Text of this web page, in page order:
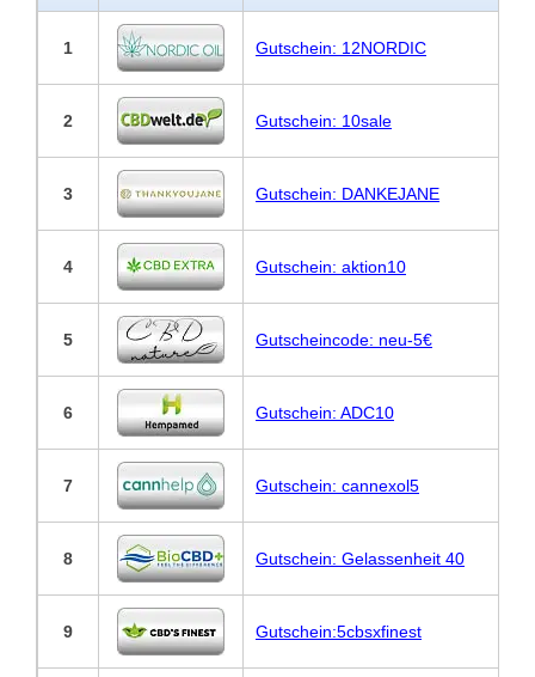
1 Gutschein: 12NORDIC
2 Gutschein: 10sale
3 Gutschein: DANKEJANE
4 Gutschein: aktion10
5 Gutscheincode: neu-5€
6 Gutschein: ADC10
7 Gutschein: cannexol5
8 Gutschein: Gelassenheit 40
9 Gutschein:5cbsxfinest